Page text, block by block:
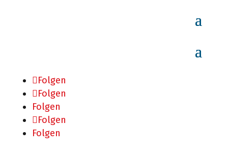
Folgen
Folgen
Folgen
Folgen
Folgen